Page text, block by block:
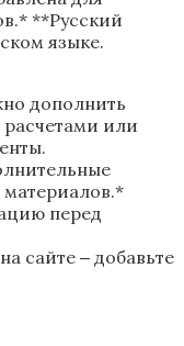
**Русский
языке.
дополнить
или
перед
сайте ‒ добавьте